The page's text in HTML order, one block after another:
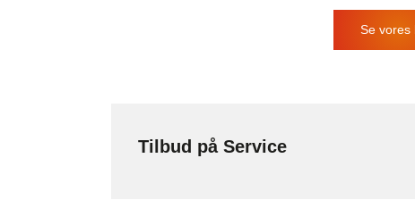
Se vores
Tilbud på Service